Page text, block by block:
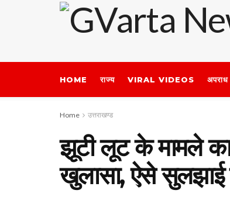
HOME राज्य VIRAL VIDEOS अपराध
Home उत्तराखण्ड
झूटी लूट के मामले
खुलासा, ऐसे सुलझाई